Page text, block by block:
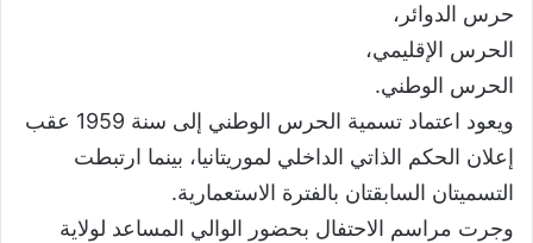
حرس الدوائر،
الحرس الإقليمي،
الحرس الوطني.
ويعود اعتماد تسمية الحرس الوطني إلى سنة 1959 عقب
إعلان الحكم الذاتي الداخلي لموريتانيا، بينما ارتبطت
التسميتان السابقتان بالفترة الاستعمارية.
وجرت مراسم الاحتفال بحضور الوالي المساعد لولاية